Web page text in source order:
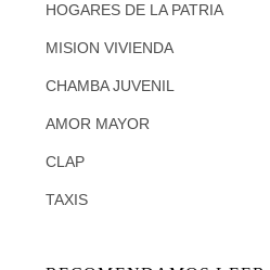
HOGARES DE LA PATRIA
MISION VIVIENDA
CHAMBA JUVENIL
AMOR MAYOR
CLAP
TAXIS